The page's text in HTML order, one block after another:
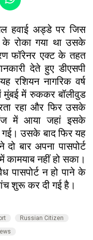
हवाई अड्डे पर जिस
के रोका गया था उसके
फॉरेनर एक्ट के तहत
देते हुए डीएसपी
रशियन नागरिक वर्ष
में रुककर बॉलीवुड
रहा और फिर उसके
में आया जहां इसके
गई। उसके बाद फिर यह
बार अपना पासपोर्ट
नहीं हो सका।
पासपोर्ट न हो पाने के
शुरू कर दी गई है।
Russian Citizen